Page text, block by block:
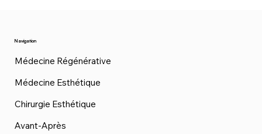
Navigation
Médecine Régénérative
Médecine Esthétique
Chirurgie Esthétique
Avant-Après